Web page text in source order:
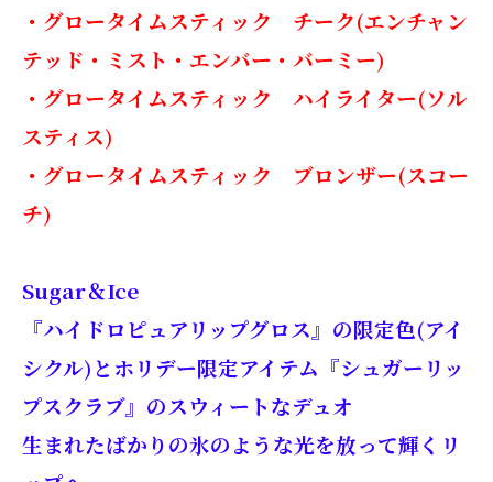
・グロータイムスティック チーク(エンチャン
テッド・ミスト・エンバー・バーミー)
・グロータイムスティック ハイライター(ソル
スティス)
・グロータイムスティック ブロンザー(スコー
チ)
Sugar＆Ice
『ハイドロピュアリップグロス』の限定色(アイ
シクル)とホリデー限定アイテム『シュガーリッ
プスクラブ』のスウィートなデュオ
生まれたばかりの氷のような光を放って輝くリ